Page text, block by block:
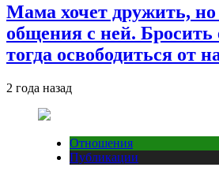
Мама хочет дружить, но
общения с ней. Бросить
тогда освободиться от
2 года назад
Отношения
Публикации